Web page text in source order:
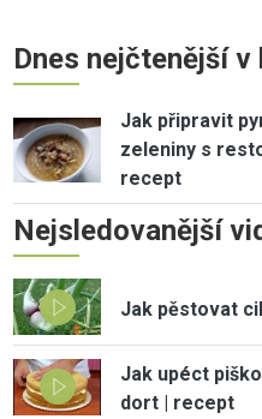
Dnes nejčtenější
Jak připravit
zeleniny s
recept
Nejsledovanější
Jak pěstovat
Jak upéct
dort | recept